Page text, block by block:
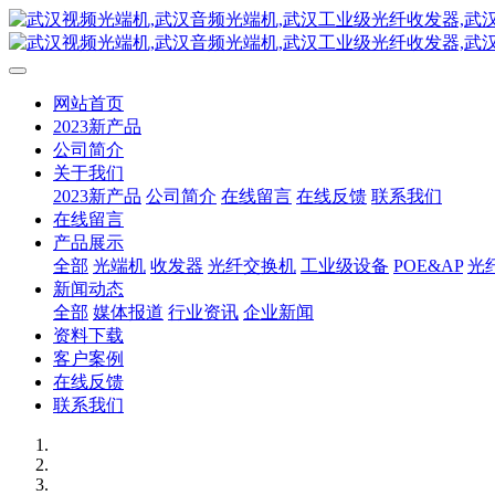
网站首页
2023新产品
公司简介
关于我们
2023新产品 公司简介 在线留言 在线反馈 联系我们
在线留言
产品展示
全部 光端机 收发器 光纤交换机 工业级设备 POE&AP 光
新闻动态
全部 媒体报道 行业资讯 企业新闻
资料下载
客户案例
在线反馈
联系我们